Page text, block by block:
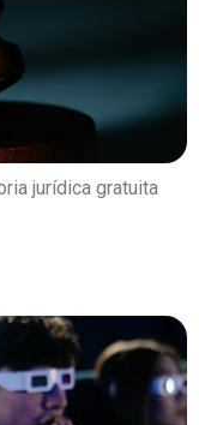
jurídica gratuita